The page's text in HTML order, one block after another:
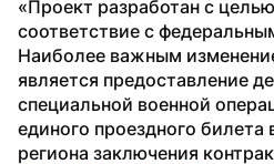
«Проект разработан с
соответствие с
Наиболее важным
является предоставление
специальной военной
единого проездного билета